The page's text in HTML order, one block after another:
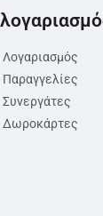
Λογαριασμός
Παραγγελίες
Συνεργάτες
Δωροκάρτες